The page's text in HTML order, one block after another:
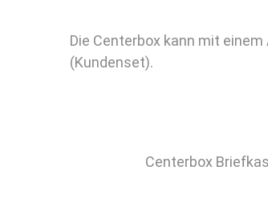
Die Centerbox kann mit
(Kundenset).
Centerbox